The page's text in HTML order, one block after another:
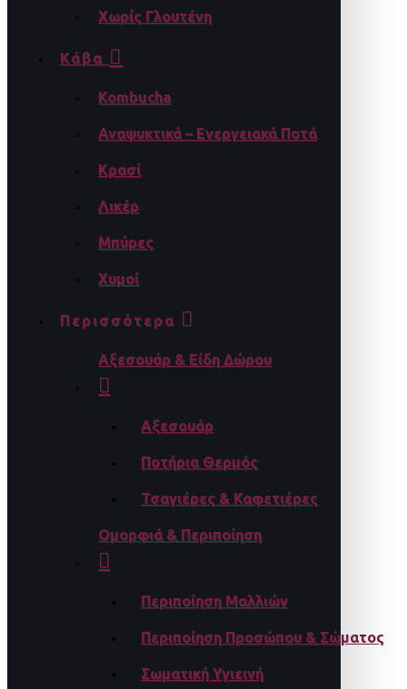
Χωρίς Γλουτένη
Κάβα
Kombucha
Αναψυκτικά – Ενεργειακά Ποτά
Κρασί
Λικέρ
Μπύρες
Χυμοί
Περισσότερα
Αξεσουάρ & Είδη Δώρου
Αξεσουάρ
Ποτήρια Θερμός
Τσαγιέρες & Καφετιέρες
Ομορφιά & Περιποίηση
Περιποίηση Μαλλιών
Περιποίηση Προσώπου & Σώματος
Σωματική Υγιεινή